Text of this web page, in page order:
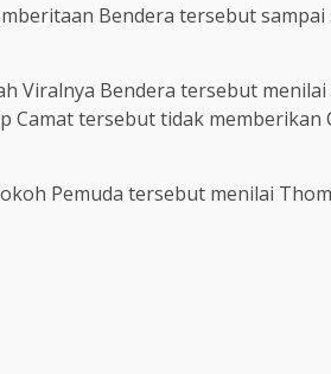
Bendera tersebut
Viralnya Bendera tersebut
Camat tersebut tidak memberikan
Pemuda tersebut menilai